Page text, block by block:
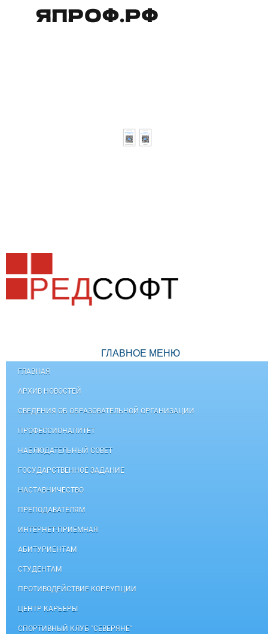
ГЛАВНОЕ МЕНЮ
ГЛАВНАЯ
АРХИВ НОВОСТЕЙ
СВЕДЕНИЯ ОБ ОБРАЗОВАТЕЛЬНОЙ ОРГАНИЗАЦИИ
ПРОФЕССИОНАЛИТЕТ
НАБЛЮДАТЕЛЬНЫЙ СОВЕТ
ГОСУДАРСТВЕННОЕ ЗАДАНИЕ
НАСТАВНИЧЕСТВО
ПРЕПОДАВАТЕЛЯМ
ИНТЕРНЕТ-ПРИЕМНАЯ
АБИТУРИЕНТАМ
СТУДЕНТАМ
ПРОТИВОДЕЙСТВИЕ КОРРУПЦИИ
ЦЕНТР КАРЬЕРЫ
СПОРТИВНЫЙ КЛУБ "СЕВЕРЯНЕ"